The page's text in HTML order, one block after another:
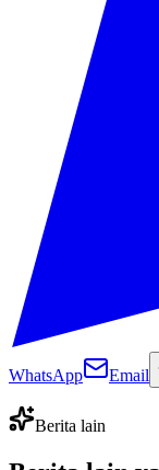
WhatsApp Email
Berita lain